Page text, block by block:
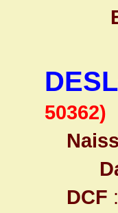
50362)
DCF